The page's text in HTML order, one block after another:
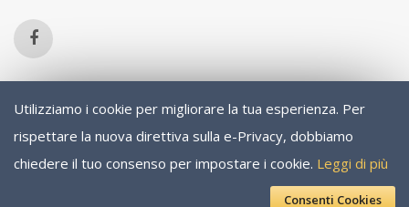
Utilizziamo i cookie per migliorare la tua esperienza. Per
rispettare la nuova direttiva sulla e-Privacy, dobbiamo
chiedere il tuo consenso per impostare i cookie. Leggi di più
Consenti Cookies